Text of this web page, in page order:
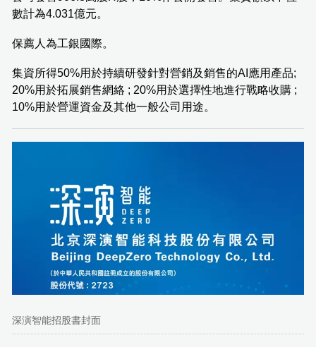
數計為4.031億元。
保薦人為工銀國際。
集資所得50%用於持續研發針對營銷及銷售的AI應用產品;
20%用於拓展銷售網絡 ; 20%用於選擇性地進行戰略收購 ;
10%用於營運資金及其他一般公司用途。
深演智能招股書封面